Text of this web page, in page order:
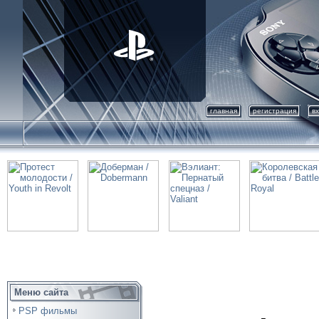
главная регистрация
Меню сайта
PSP фильмы